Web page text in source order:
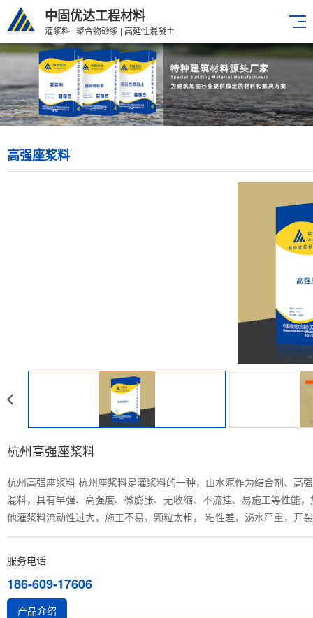
中固优达工程材料
灌浆料 | 聚合物砂浆 | 高延性混凝土
高强座浆料
杭州高强座浆料
杭州高强座浆料 杭州座浆料是灌浆料的一种，由水泥作为结合剂、高
混料，具有早强、高强度、微膨胀、无收缩、不流挂、易施工等性能
他灌浆料流动性过大，施工不易，颗粒太粗， 粘性差，泌水严重，开
服务电话
186-609-17606
产品介绍